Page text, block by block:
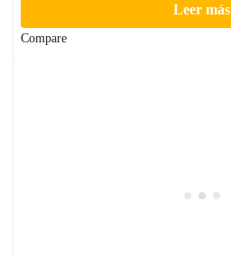
Leer más
Compare